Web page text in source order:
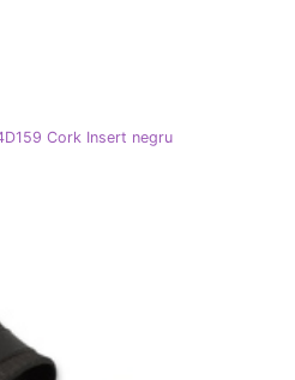
Cork Insert negru